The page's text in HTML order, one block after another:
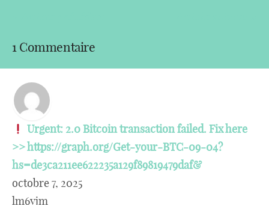
1 Commentaire
Urgent: 2.0 Bitcoin transaction failed. Fix here
>> https://graph.org/Get-your-BTC-09-04?
hs=de3ca211ee622235a129f89819479daf&
octobre 7, 2025
lm6yjm